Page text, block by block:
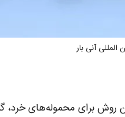
آنی بار
برای محموله‌های خرد،